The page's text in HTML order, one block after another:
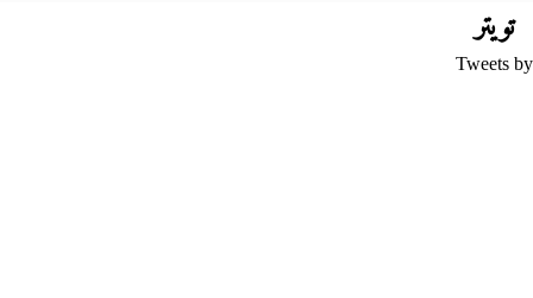
تويتر
Tweets by